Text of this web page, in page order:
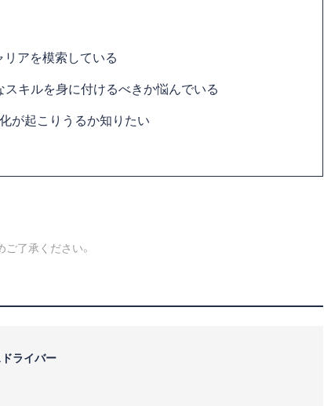
アを模索している
キルを身に付けるべきか悩んでいる
が起こりうるか知りたい
了承ください。
ライバー